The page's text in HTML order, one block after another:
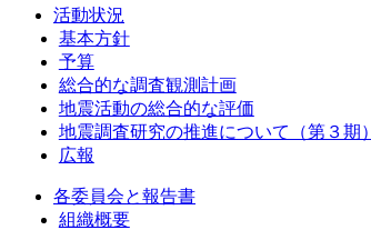
活動状況
基本方針
予算
総合的な調査観測計画
地震活動の総合的な評価
地震調査研究の推進について（第３期）
広報
各委員会と報告書
組織概要